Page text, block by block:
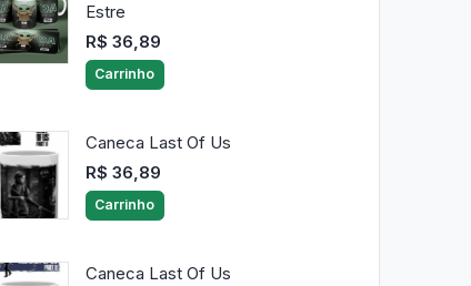
Estre
R$ 36,89
Carrinho
Caneca Last Of Us
R$ 36,89
Carrinho
Caneca Last Of Us